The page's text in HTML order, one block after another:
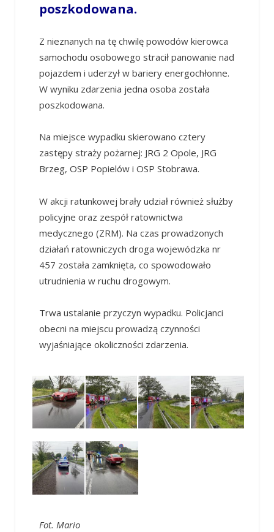
poszkodowana.
Z nieznanych na tę chwilę powodów kierowca
samochodu osobowego stracił panowanie nad
pojazdem i uderzył w bariery energochłonne.
W wyniku zdarzenia jedna osoba została
poszkodowana.
Na miejsce wypadku skierowano cztery
zastępy straży pożarnej: JRG 2 Opole, JRG
Brzeg, OSP Popielów i OSP Stobrawa.
W akcji ratunkowej brały udział również służby
policyjne oraz zespół ratownictwa
medycznego (ZRM). Na czas prowadzonych
działań ratowniczych droga wojewódzka nr
457 została zamknięta, co spowodowało
utrudnienia w ruchu drogowym.
Trwa ustalanie przyczyn wypadku. Policjanci
obecni na miejscu prowadzą czynności
wyjaśniające okoliczności zdarzenia.
Fot. Mario